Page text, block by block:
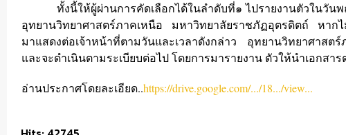
ทั้งนี้ให้ผู้ผ่านการคัดเลือกได้ในลำดับที่๑ ไปรายงานตัวในวัน
อุทยานวิทยาศาสตร์ภาคเหนือ มหาวิทยาลัยราชภัฏอุตรดิตถ์ หากไ
มาแสดงต่อเจ้าหน้าที่ตามวันและเวลาดังกล่าว อุทยานวิทยาศาส
และจะดำเนินตามระเบียบต่อไป โดยการมารายงาน ตัวให้นำเอกสา
อ่านประกาศโดยละเอียด..https://drive.google.com/.../18.../view...